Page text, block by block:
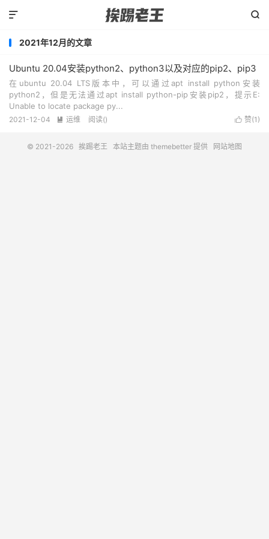


2021年12月的文章
Ubuntu 20.04安装python2、python3以及对应的pip2、pip3
在ubuntu 20.04 LTS版本中，可以通过apt install python安装
python2，但是无法通过apt install python-pip安装pip2，提示E:
Unable to locate package py...
 赞(1 )
2021-12-04  运维 阅读()
© 2021-2026 挨踢老王 本站主题由 themebetter 提供 网站地图